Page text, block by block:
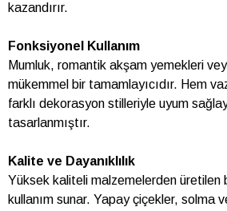
kazandırır.
Fonksiyonel Kullanım
Mumluk, romantik akşam yemekleri
mükemmel bir tamamlayıcıdır. Hem
farklı dekorasyon stilleriyle uyum
tasarlanmıştır.
Kalite ve Dayanıklılık
Yüksek kaliteli malzemelerden üretilen
kullanım sunar. Yapay çiçekler, solma